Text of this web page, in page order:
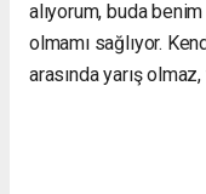
alıyorum, buda
olmamı sağlıyor.
arasında yarış